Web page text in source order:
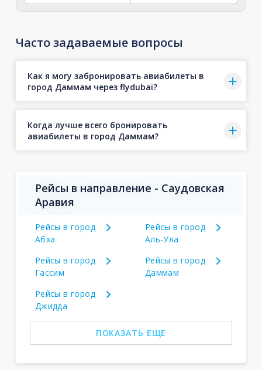
Часто задаваемые вопросы
Как я могу забронировать авиабилеты в
город Даммам через flydubai?
Когда лучше всего бронировать
авиабилеты в город Даммам?
Рейсы в направление - Саудовская
Аравия
Рейсы в город
Абха
Рейсы в город
Аль-Ула
Рейсы в город
Гассим
Рейсы в город
Даммам
Рейсы в город
Джидда
ПОКАЗАТЬ ЕЩЕ